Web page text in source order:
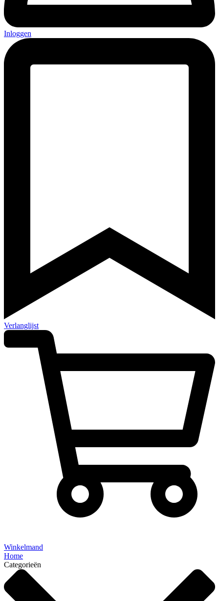
Inloggen
Verlanglijst
Winkelmand
Home
Categorieën